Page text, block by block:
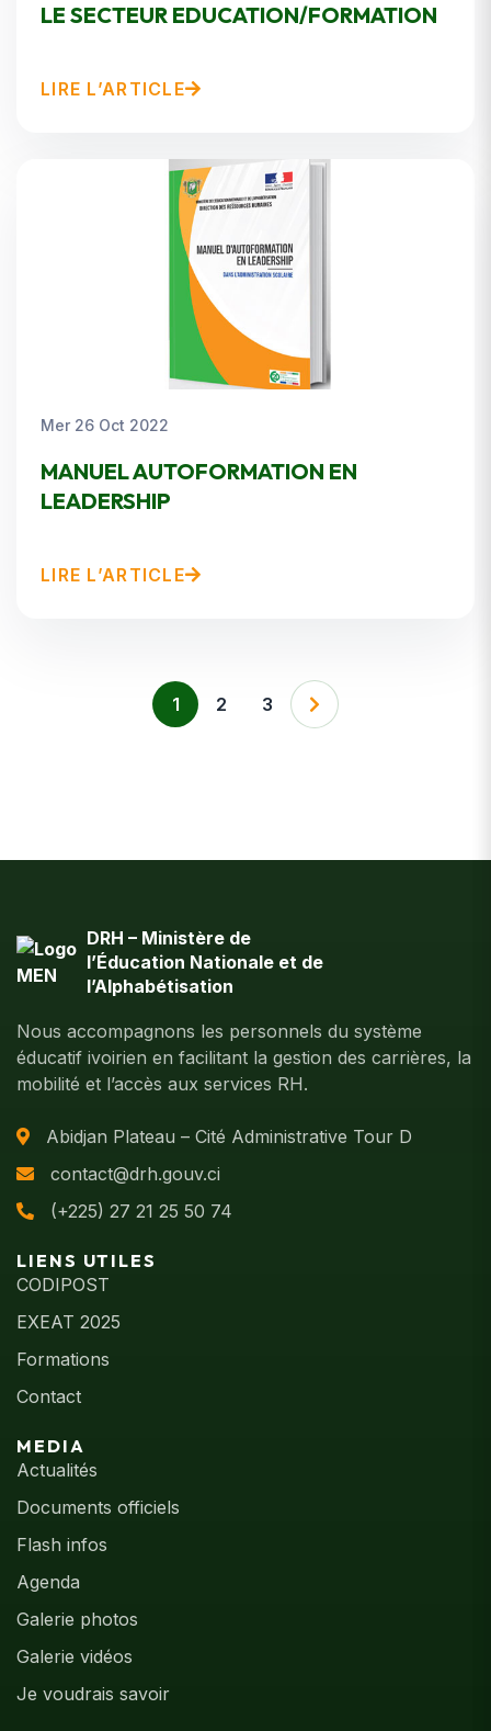
LE SECTEUR EDUCATION/FORMATION
LIRE L’ARTICLE
Mer 26 Oct 2022
MANUEL AUTOFORMATION EN
LEADERSHIP
LIRE L’ARTICLE
1 2 3
DRH – Ministère de
l’Éducation Nationale et de
l’Alphabétisation
Nous accompagnons les personnels du système
éducatif ivoirien en facilitant la gestion des carrières, la
mobilité et l’accès aux services RH.
Abidjan Plateau – Cité Administrative Tour D
contact@drh.gouv.ci
(+225) 27 21 25 50 74
LIENS UTILES
CODIPOST
EXEAT 2025
Formations
Contact
MEDIA
Actualités
Documents officiels
Flash infos
Agenda
Galerie photos
Galerie vidéos
Je voudrais savoir